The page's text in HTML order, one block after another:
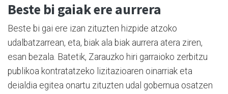
Beste bi gaiak ere aurrera
Beste bi gai ere izan zituzten hizpide atzoko
udalbatzarrean, eta, biak ala biak aurrera atera ziren,
esan bezala. Batetik, Zarauzko hiri garraioko zerbitzu
publikoa kontratatzeko lizitazioaren oinarriak eta
deialdia egitea onartu zituzten udal gobernua osatzen